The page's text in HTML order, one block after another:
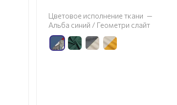
Цветовое исполнение ткани —
Альба синий / Геометри слайт